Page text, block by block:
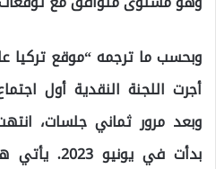
وبحسب ما ترجمه “موقع تركيا
أجرت اللجنة النقدية أول
وبعد مرور ثماني جلسات،
بدأت في